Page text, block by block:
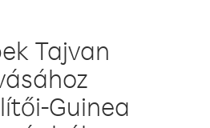
Tajvan
Guinea